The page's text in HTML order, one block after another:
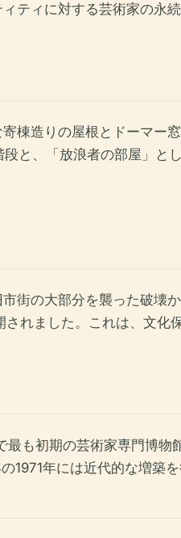
ティに対する芸術家の永
棟造りの屋根とドーマー
段と、「放浪者の部屋」と
街の大部分を襲った破壊
れました。これは、文化
も初期の芸術家専門博物
1971年には近代的な増築